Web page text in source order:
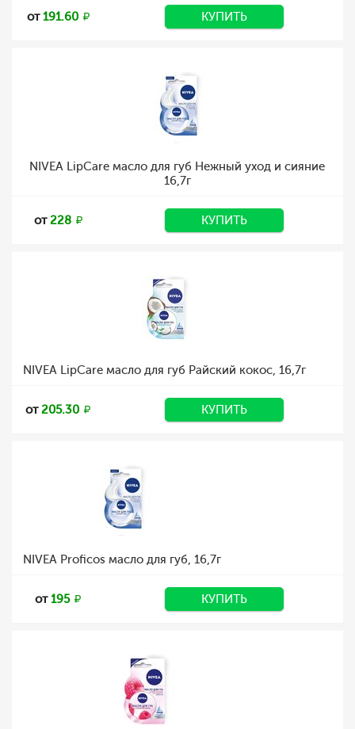
от191.60 КУПИТЬ
NIVEA LipCare масло для губ Нежный уход и сияние
16,7г
от228 КУПИТЬ
NIVEA LipCare масло для губ Райский кокос, 16,7г
от205.30 КУПИТЬ
NIVEA Proficos масло для губ, 16,7г
от195 КУПИТЬ